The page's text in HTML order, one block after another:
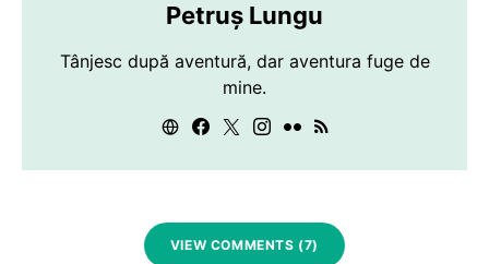
Petruș Lungu
Tânjesc după aventură, dar aventura fuge de
mine.
VIEW COMMENTS (7)